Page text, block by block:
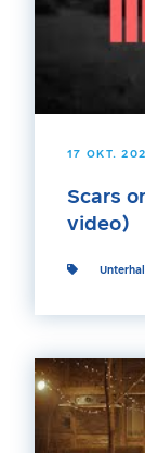
17 OKT.
Scars
video)